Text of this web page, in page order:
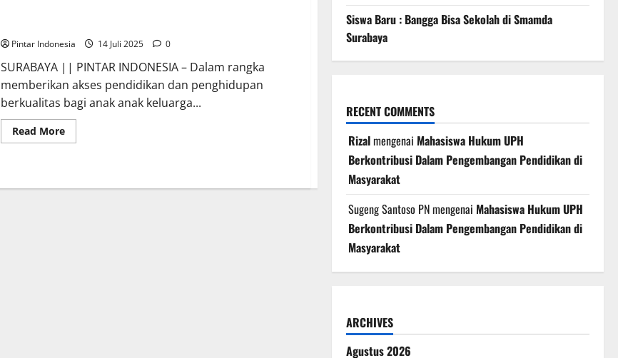
Pengendalian
Tembakau
Pintar Indonesia 14 Juli 2025 0
SURABAYA || PINTAR INDONESIA – Dalam rangka
memberikan akses pendidikan dan penghidupan
berkualitas bagi anak anak keluarga...
Read MoreRead
more
Atas
Siswa Baru : Bangga Bisa Sekolah di Smamda
Surabaya
RECENT COMMENTS
Rizalmengenai Mahasiswa Hukum UPH
Berkontribusi Dalam Pengembangan Pendidikan di
Masyarakat
Sugeng Santoso PNmengenai Mahasiswa Hukum UPH
Berkontribusi Dalam Pengembangan Pendidikan di
Masyarakat
ARCHIVES
Agustus 2026